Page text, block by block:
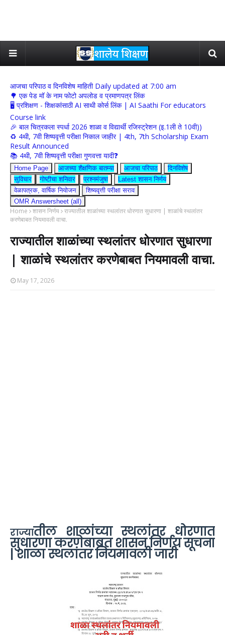
आजचा परिपाठ व दिनविशेष माहिती Daily updated at 7:00 am
🌳 एक पेड मॉ के नाम फोटो अपलोड व प्रमाणपत्र लिंक
🖥 प्रशिक्षण - शिक्षकांसाठी AI साथी कोर्स लिंक | AI Saathi For educators
Course link
🎉 बाल चित्रकला स्पर्धा 2026 शाळा व विद्यार्थी रजिस्ट्रेशन (इ.1ली ते 10वी))
♻️ 4थी, 7वी शिष्यवृत्ती परीक्षा निकाल जाहीर | 4th, 7th Scholarship Exam
Result Announced
📚 4थी, 7वी शिष्यवृत्ती परीक्षा गुणवत्ता यादी❓
Home Page आजच्या शैक्षणिक बातम्या आजचा परिपाठ
दिनविशेष
सुविचार
गोष्टीचा शनिवार प्रश्नमंजुषा
Latest शासन निर्णय
वेळापत्रक, वार्षिक नियोजन
शिष्यवृत्ती परीक्षा सराव
OMR Answersheet (all)
Home शासन निर्णय राज्यातील शाळांच्या स्थलांतर धोरणात सुधारणा | शाळांचे स्थलांतर
करणेबाबत नियमावली वाचा.
राज्यातील शाळांच्या स्थलांतर धोरणात सुधारणा
| शाळांचे स्थलांतर करणेबाबत नियमावली वाचा.
May 17, 2026
राज्यातील शाळांच्या स्थलांतर धोरणात
सुधारणा करणेबाबत शासन निर्णय सूचना
| शाळा स्थलांतर नियमावली जारी